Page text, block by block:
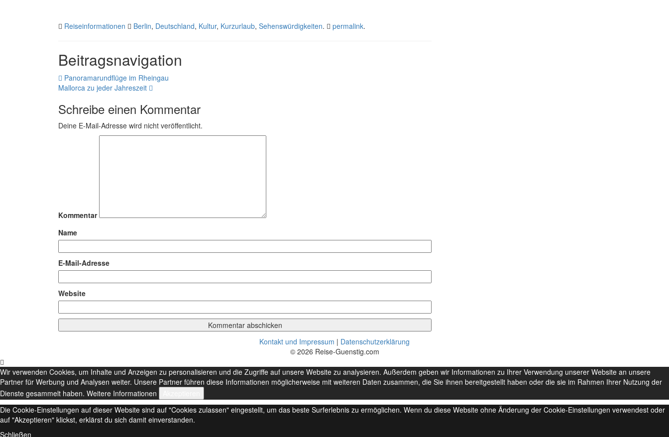
Reiseinformationen Berlin, Deutschland, Kultur, Kurzurlaub, Sehenswürdigkeiten. permalink.
Beitragsnavigation
Panoramarundflüge im Rheingau
Mallorca zu jeder Jahreszeit
Schreibe einen Kommentar
Deine E-Mail-Adresse wird nicht veröffentlicht.
Kommentar
Name
E-Mail-Adresse
Website
Kontakt und Impressum | Datenschutzerklärung
© 2026 Reise-Guenstig.com
Wir verwenden Cookies, um Inhalte und Anzeigen zu personalisieren und die Zugriffe auf unsere Website zu analysieren. Außerdem geben wir Informationen zu Ihrer Verwendung unserer Website an unsere
Partner für Werbung und Analysen weiter. Unsere Partner führen diese Informationen möglicherweise mit weiteren Daten zusammen, die Sie ihnen bereitgestellt haben oder die sie im Rahmen Ihrer Nutzung der
Dienste gesammelt haben. Weitere Informationen
Die Cookie-Einstellungen auf dieser Website sind auf "Cookies zulassen" eingestellt, um das beste Surferlebnis zu ermöglichen. Wenn du diese Website ohne Änderung der Cookie-Einstellungen verwendest oder
auf "Akzeptieren" klickst, erklärst du sich damit einverstanden.
Schließen